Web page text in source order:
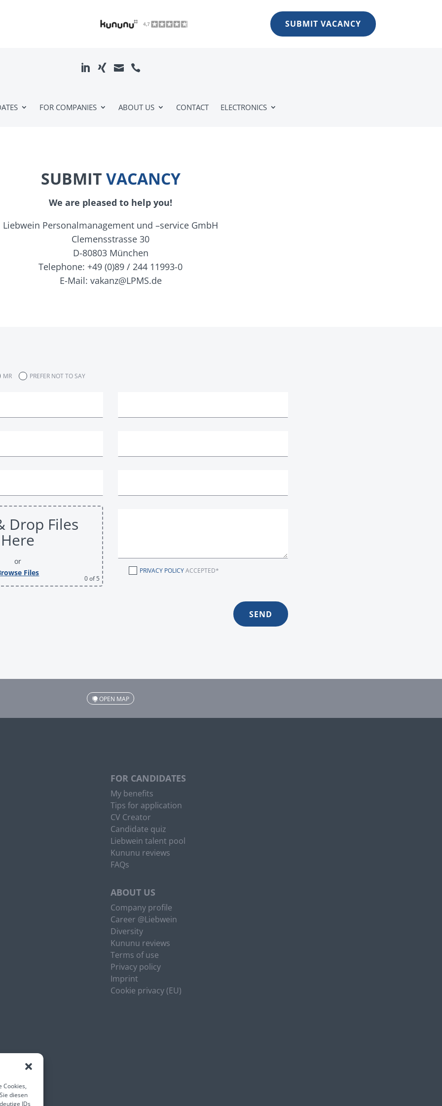
Cookies,
diesen
IDs
SUBMIT VACANCY
FOR COMPANIES ABOUT US CONTACT ELECTRONICS
  
SUBMIT VACANCY
We are pleased to help you!
Liebwein Personalmanagement und –service GmbH
Clemensstrasse 30
D-80803 München
Telephone: +49 (0)89 / 244 11993-0
E-Mail: vakanz@LPMS.de
MR PREFER NOT TO SAY
Drop Files
Here
or
Files
0of 5
PRIVACY POLICYACCEPTED*
OPEN MAP
FOR CANDIDATES
My benefits
Tips for application
CV Creator
Candidate quiz
Liebwein talent pool
Kununu reviews
FAQs
ABOUT US
Company profile
Career @Liebwein
Diversity
Kununu reviews
Terms of use
Privacy policy
Imprint
Cookie privacy (EU)